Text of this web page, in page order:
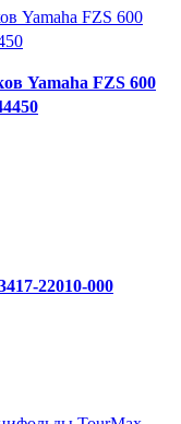
Yamaha FZS 600
22010-000